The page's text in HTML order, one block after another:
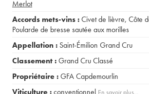
Merlot
Accords mets-vins :Civet de lièvre, Côte
Poularde de bresse sautée aux morilles
Appellation : Saint-Émilion Grand Cru
Classement :Grand Cru Classé
Propriétaire :GFA Capdemourlin
Viticulture :conventionnel En savoir plus...